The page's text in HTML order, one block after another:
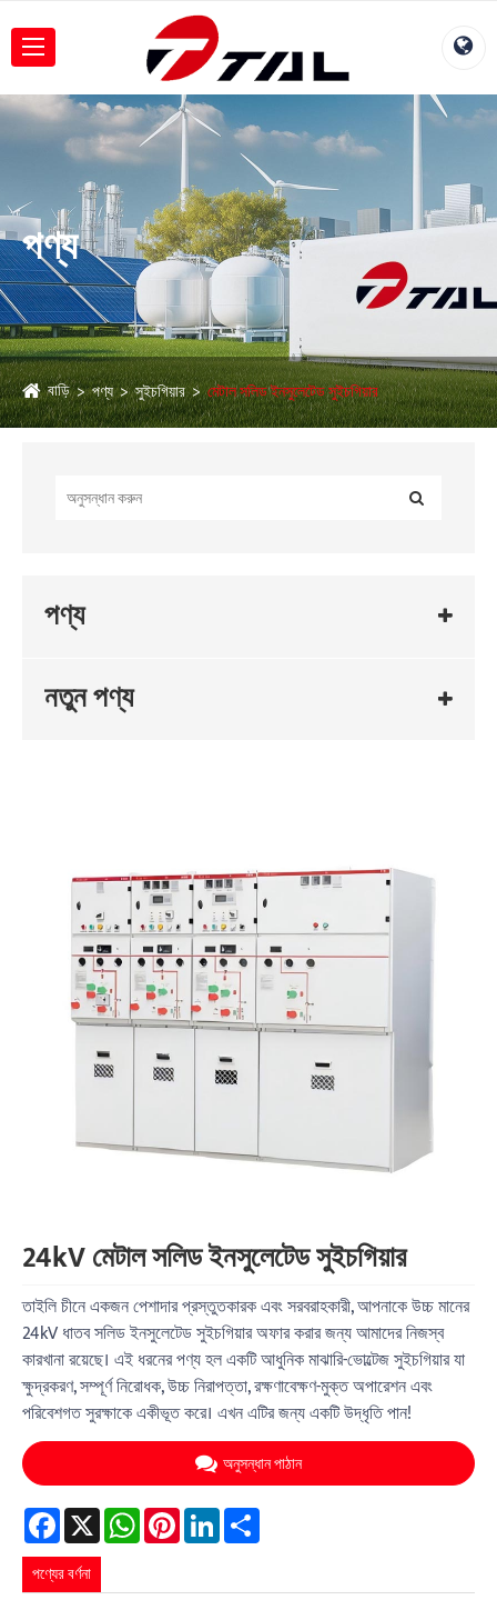
পণ্য
বাড়ি পণ্য সুইচগিয়ার মেটাল সলিড ইনসুলেটেড সুইচগিয়ার
পণ্য
নতুন পণ্য
24kV মেটাল সলিড ইনসুলেটেড সুইচগিয়ার
তাইলি চীনে একজন পেশাদার প্রস্তুতকারক এবং সরবরাহকারী, আপনাকে উচ্চ মানের
24kV ধাতব সলিড ইনসুলেটেড সুইচগিয়ার অফার করার জন্য আমাদের নিজস্ব
কারখানা রয়েছে। এই ধরনের পণ্য হল একটি আধুনিক মাঝারি-ভোল্টেজ সুইচগিয়ার যা
ক্ষুদ্রকরণ, সম্পূর্ণ নিরোধক, উচ্চ নিরাপত্তা, রক্ষণাবেক্ষণ-মুক্ত অপারেশন এবং
পরিবেশগত সুরক্ষাকে একীভূত করে। এখন এটির জন্য একটি উদ্ধৃতি পান!
অনুসন্ধান পাঠান
Facebook
X WhatsAppPinterestLinkedIn
পণ্যের বর্ণনা